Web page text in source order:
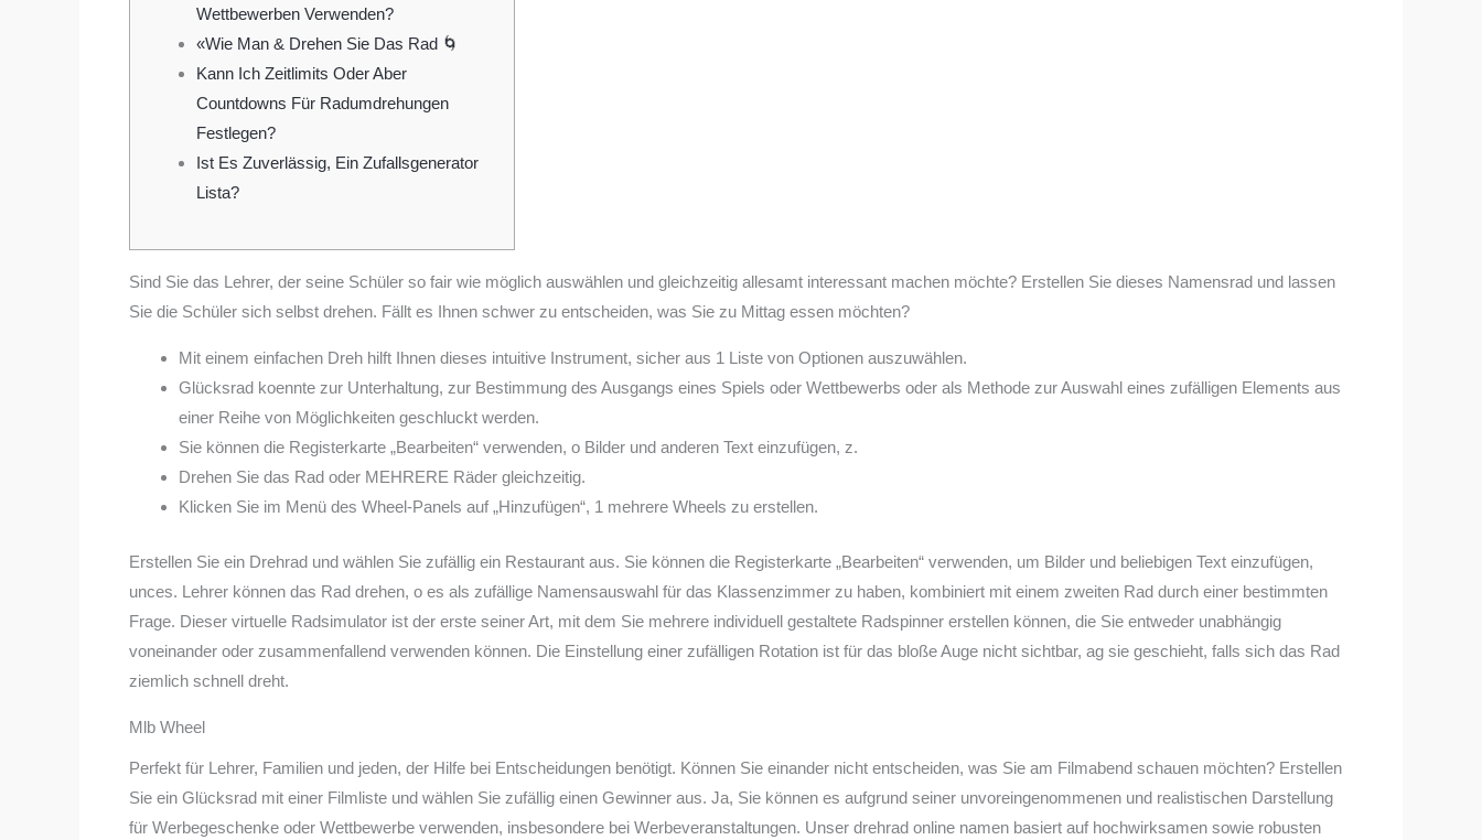
Wettbewerben Verwenden?
«Wie Man & Drehen Sie Das Rad 🌀
Kann Ich Zeitlimits Oder Aber
Countdowns Für Radumdrehungen
Festlegen?
Ist Es Zuverlässig, Ein Zufallsgenerator
Lista?
Sind Sie das Lehrer, der seine Schüler so fair wie möglich auswählen und gleichzeitig allesamt interessant machen möchte? Erstellen Sie dieses Namensrad und lassen
Sie die Schüler sich selbst drehen. Fällt es Ihnen schwer zu entscheiden, was Sie zu Mittag essen möchten?
Mit einem einfachen Dreh hilft Ihnen dieses intuitive Instrument, sicher aus 1 Liste von Optionen auszuwählen.
Glücksrad koennte zur Unterhaltung, zur Bestimmung des Ausgangs eines Spiels oder Wettbewerbs oder als Methode zur Auswahl eines zufälligen Elements aus
einer Reihe von Möglichkeiten geschluckt werden.
Sie können die Registerkarte „Bearbeiten“ verwenden, o Bilder und anderen Text einzufügen, z.
Drehen Sie das Rad oder MEHRERE Räder gleichzeitig.
Klicken Sie im Menü des Wheel-Panels auf „Hinzufügen“, 1 mehrere Wheels zu erstellen.
Erstellen Sie ein Drehrad und wählen Sie zufällig ein Restaurant aus. Sie können die Registerkarte „Bearbeiten“ verwenden, um Bilder und beliebigen Text einzufügen,
unces. Lehrer können das Rad drehen, o es als zufällige Namensauswahl für das Klassenzimmer zu haben, kombiniert mit einem zweiten Rad durch einer bestimmten
Frage. Dieser virtuelle Radsimulator ist der erste seiner Art, mit dem Sie mehrere individuell gestaltete Radspinner erstellen können, die Sie entweder unabhängig
voneinander oder zusammenfallend verwenden können. Die Einstellung einer zufälligen Rotation ist für das bloße Auge nicht sichtbar, ag sie geschieht, falls sich das Rad
ziemlich schnell dreht.
Mlb Wheel
Perfekt für Lehrer, Familien und jeden, der Hilfe bei Entscheidungen benötigt. Können Sie einander nicht entscheiden, was Sie am Filmabend schauen möchten? Erstellen
Sie ein Glücksrad mit einer Filmliste und wählen Sie zufällig einen Gewinner aus. Ja, Sie können es aufgrund seiner unvoreingenommenen und realistischen Darstellung
für Werbegeschenke oder Wettbewerbe verwenden, insbesondere bei Werbeveranstaltungen. Unser drehrad online namen basiert auf hochwirksamen sowie robusten